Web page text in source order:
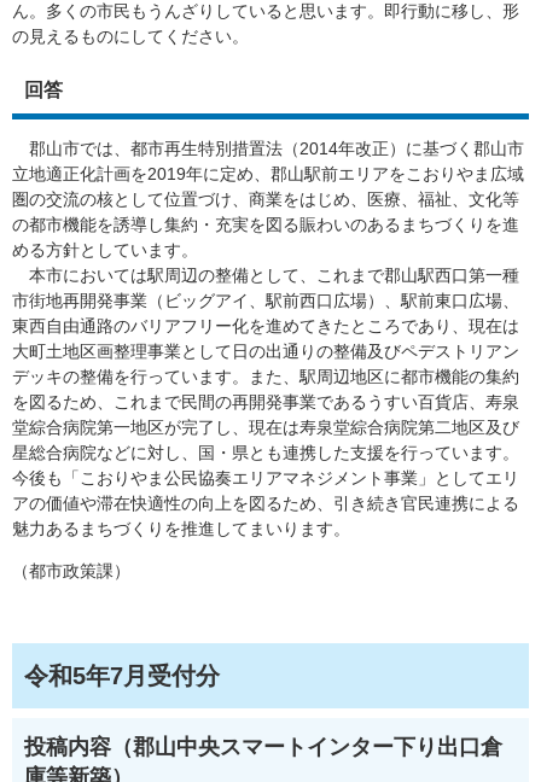
ん。多くの市民もうんざりしていると思います。即行動に移し、形
の見えるものにしてください。
回答
郡山市では、都市再生特別措置法（2014年改正）に基づく郡山市
立地適正化計画を2019年に定め、郡山駅前エリアをこおりやま広域
圏の交流の核として位置づけ、商業をはじめ、医療、福祉、文化等
の都市機能を誘導し集約・充実を図る賑わいのあるまちづくりを進
める方針としています。
本市においては駅周辺の整備として、これまで郡山駅西口第一種
市街地再開発事業（ビッグアイ、駅前西口広場）、駅前東口広場、
東西自由通路のバリアフリー化を進めてきたところであり、現在は
大町土地区画整理事業として日の出通りの整備及びペデストリアン
デッキの整備を行っています。また、駅周辺地区に都市機能の集約
を図るため、これまで民間の再開発事業であるうすい百貨店、寿泉
堂綜合病院第一地区が完了し、現在は寿泉堂綜合病院第二地区及び
星総合病院などに対し、国・県とも連携した支援を行っています。
今後も「こおりやま公民協奏エリアマネジメント事業」としてエリ
アの価値や滞在快適性の向上を図るため、引き続き官民連携による
魅力あるまちづくりを推進してまいります。
（都市政策課）
令和5年7月受付分
投稿内容（郡山中央スマートインター下り出口倉